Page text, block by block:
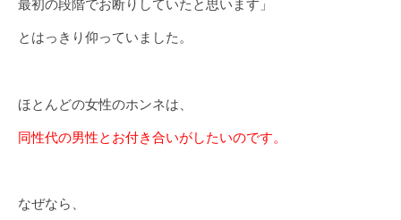
最初の段階でお断りしていたと思います」
とはっきり仰っていました。
ほとんどの女性のホンネは、
同性代の男性とお付き合いがしたいのです。
なぜなら、